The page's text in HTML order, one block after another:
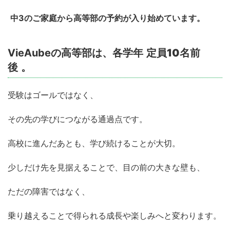
中3のご家庭から高等部の予約が入り始めています。
VieAubeの高等部は、各学年 定員10名前
後 。
受験はゴールではなく、
その先の学びにつながる通過点です。
高校に進んだあとも、学び続けることが大切。
少しだけ先を見据えることで、目の前の大きな壁も、
ただの障害ではなく、
乗り越えることで得られる成長や楽しみへと変わります。